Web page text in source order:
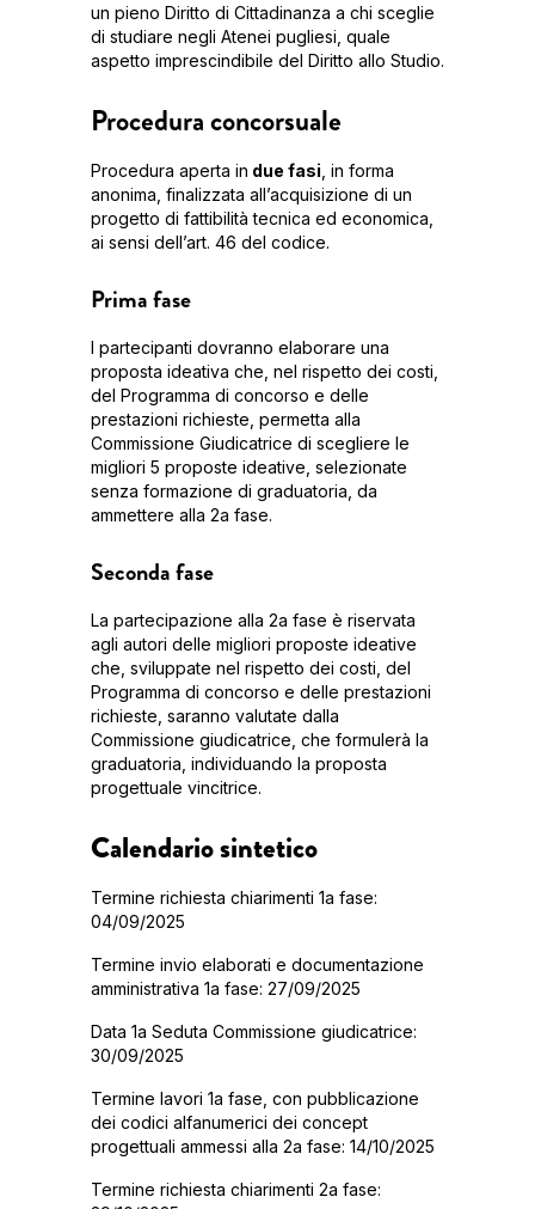
un pieno Diritto di Cittadinanza a chi sceglie
di studiare negli Atenei pugliesi, quale
aspetto imprescindibile del Diritto allo Studio.
Procedura concorsuale
Procedura aperta in due fasi , in forma
anonima, finalizzata all’acquisizione di un
progetto di fattibilità tecnica ed economica,
ai sensi dell’art. 46 del codice.
Prima fase
I partecipanti dovranno elaborare una
proposta ideativa che, nel rispetto dei costi,
del Programma di concorso e delle
prestazioni richieste, permetta alla
Commissione Giudicatrice di scegliere le
migliori 5 proposte ideative, selezionate
senza formazione di graduatoria, da
ammettere alla 2a fase.
Seconda fase
La partecipazione alla 2a fase è riservata
agli autori delle migliori proposte ideative
che, sviluppate nel rispetto dei costi, del
Programma di concorso e delle prestazioni
richieste, saranno valutate dalla
Commissione giudicatrice, che formulerà la
graduatoria, individuando la proposta
progettuale vincitrice.
Calendario sintetico
Termine richiesta chiarimenti 1a fase:
04/09/2025
Termine invio elaborati e documentazione
amministrativa 1a fase: 27/09/2025
Data 1a Seduta Commissione giudicatrice:
30/09/2025
Termine lavori 1a fase, con pubblicazione
dei codici alfanumerici dei concept
progettuali ammessi alla 2a fase: 14/10/2025
Termine richiesta chiarimenti 2a fase: